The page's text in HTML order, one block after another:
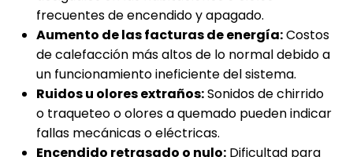
frecuentes de encendido y apagado.
Aumento de las facturas de energía:Costos
de calefacción más altos de lo normal debido a
un funcionamiento ineficiente del sistema.
Ruidos u olores extraños:Sonidos de chirrido
o traqueteo o olores a quemado pueden indicar
fallas mecánicas o eléctricas.
Encendido retrasado o nulo: Dificultad para